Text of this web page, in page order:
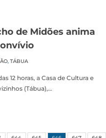
de Midões anima
, TÁBUA
12 horas, a Casa de Cultura e
(Tábua),…